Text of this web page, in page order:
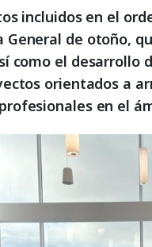
incluidos en el
General de otoño,
como el desarrollo
orientados a
en el